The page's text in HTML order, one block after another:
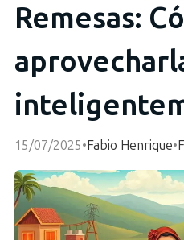
Remesas:
15/07/2025•Fabio Henrique•